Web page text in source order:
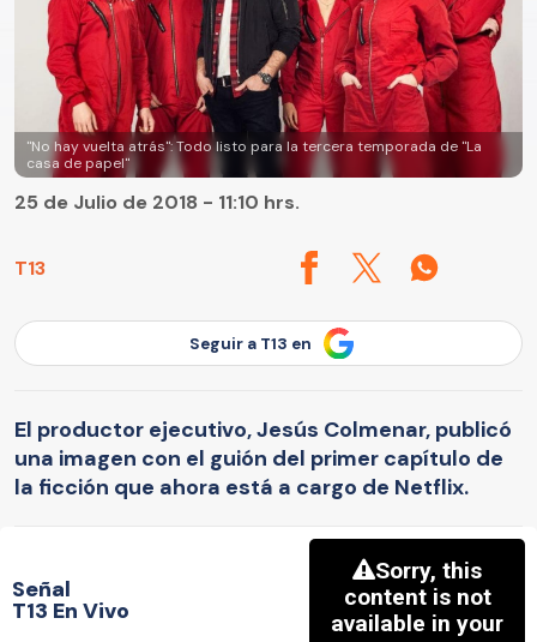
"No hay vuelta atrás": Todo listo para la tercera temporada de "La
casa de papel"
T13
25 de Julio de 2018 - 11:10 hrs.
Seguir a T13 en
El productor ejecutivo, Jesús Colmenar, publicó
una imagen con el guión del primer capítulo de
la ficción que ahora está a cargo de Netflix.
Señal
T13 En Vivo